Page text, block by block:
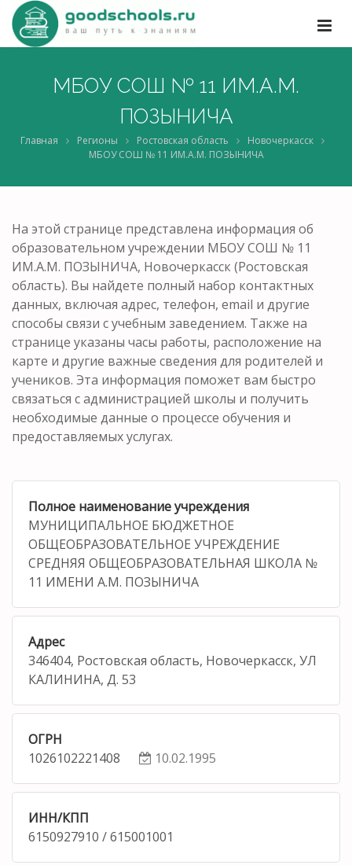
МБОУ СОШ № 11 ИМ.А.М.
ПОЗЫНИЧА
Главная Регионы Ростовская область
Новочеркасск
МБОУ СОШ № 11 ИМ.А.М. ПОЗЫНИЧА
На этой странице представлена информация об
образовательном учреждении МБОУ СОШ № 11
ИМ.А.М. ПОЗЫНИЧА, Новочеркасск (Ростовская
область). Вы найдете полный набор контактных
данных, включая адрес, телефон, email и другие
способы связи с учебным заведением. Также на
странице указаны часы работы, расположение на
карте и другие важные сведения для родителей и
учеников. Эта информация поможет вам быстро
связаться с администрацией школы и получить
необходимые данные о процессе обучения и
предоставляемых услугах.
Полное наименование учреждения
МУНИЦИПАЛЬНОЕ БЮДЖЕТНОЕ
ОБЩЕОБРАЗОВАТЕЛЬНОЕ УЧРЕЖДЕНИЕ
СРЕДНЯЯ ОБЩЕОБРАЗОВАТЕЛЬНАЯ ШКОЛА №
11 ИМЕНИ А.М. ПОЗЫНИЧА
Адрес
346404, Ростовская область, Новочеркасск, УЛ
КАЛИНИНА, Д. 53
ОГРН
1026102221408
10.02.1995
ИНН/КПП
6150927910 / 615001001